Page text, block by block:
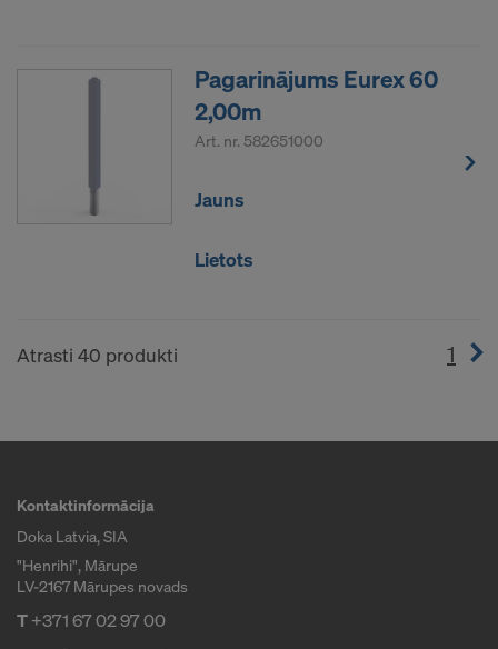
Pagarinājums Eurex 60
2,00m
Art. nr. 582651000
Jauns
Lietots
Atrasti 40 produkti 1
Kontaktinformācija
Doka Latvia, SIA
"Henrihi", Mārupe
LV-2167 Mārupes novads
T+371 67 02 97 00